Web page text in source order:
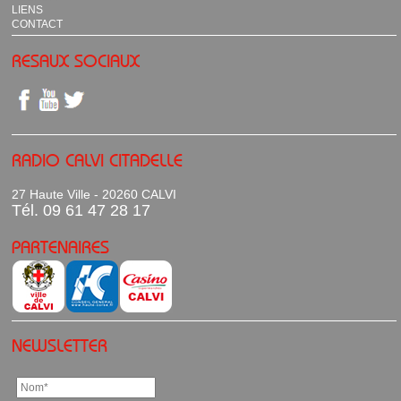
LIENS
CONTACT
RESAUX SOCIAUX
RADIO CALVI CITADELLE
27 Haute Ville - 20260 CALVI
Tél. 09 61 47 28 17
PARTENAIRES
NEWSLETTER